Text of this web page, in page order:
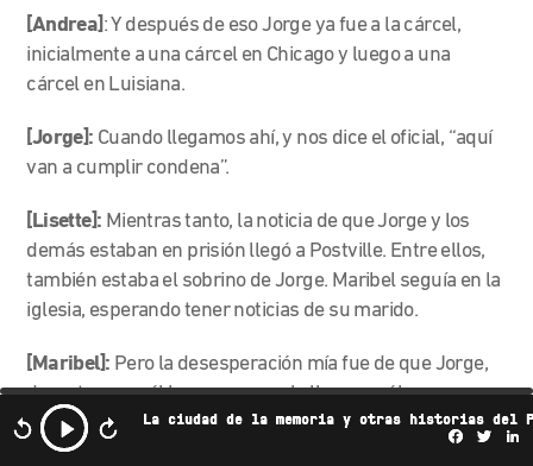
La ciudad de la memoria y otras historias del
[Andrea] : Y después de eso Jorge ya fue a la cárcel,
inicialmente a una cárcel en Chicago y luego a una
cárcel en Luisiana.
[Jorge]: Cuando llegamos ahí, y nos dice el oficial, “aquí
van a cumplir condena”.
[Lisette]: Mientras tanto, la noticia de que Jorge y los
demás estaban en prisión llegó a Postville. Entre ellos,
también estaba el sobrino de Jorge. Maribel seguía en la
iglesia, esperando tener noticias de su marido.
[Maribel]: Pero la desesperación mía fue de que Jorge,
durante que a él lo agarraron y lo llevaron, él nunca me
habló.